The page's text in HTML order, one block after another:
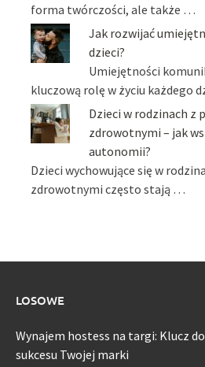
forma twórczości, ale także …
Jak rozwijać
dzieci?
Umiejętności
kluczową rolę w życiu każdego
Dzieci w rodzinach z
zdrowotnymi – jak
autonomii?
Dzieci wychowujące się w
zdrowotnymi często stają …
LOSOWE
Wynajem hostess na targi: Klucz
sukcesu Twojej marki